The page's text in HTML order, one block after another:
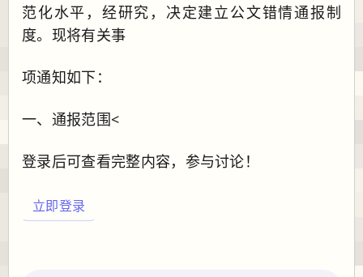
范化水平，经研究，决定建立公文错情通报制
度。现将有关事
项通知如下：
一、通报范围<
登录后可查看完整内容，参与讨论！
立即登录